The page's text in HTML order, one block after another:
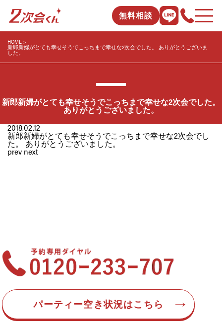
無料相談
HOME
新郎新婦がとても幸せそうでこっちまで幸せな2次会でした。 ありがとうございま
した。
新郎新婦がとても幸せそうでこっちまで幸せな2次会でした。
ありがとうございました。
2018.02.12
新郎新婦がとても幸せそうでこっちまで幸せな2次会でし
た。 ありがとうございました。
prev next
パーティー空き状況はこちら